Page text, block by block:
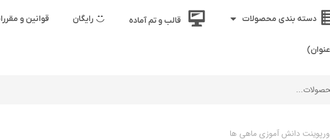
دسته بندی محصولات قالب و تم آماده رایگان قوانین و
دانش آموزی ماهی ها